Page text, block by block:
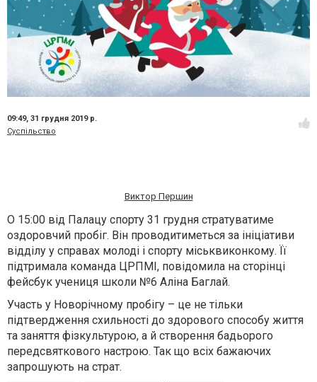
09:49, 31 грудня 2019 р.
Суспільство
Виктор Першин
О 15:00 від Палацу спорту 31 грудня стратуватиме
оздоровчий пробіг. Він проводитиметься за ініціативи
відділу у справах молоді і спорту міськвиконкому. Її
підтримала команда ЦРПМІ, повідомила на сторінці
фейсбук учениця школи №6 Аліна Баглай.
Участь у Новорічному пробігу – це не тільки
підтвердження схильності до здорового способу життя
та заняття фізкультурою, а й створення бадьорого
передсвяткового настрою. Так що всіх бажаючих
запрошують на страт.